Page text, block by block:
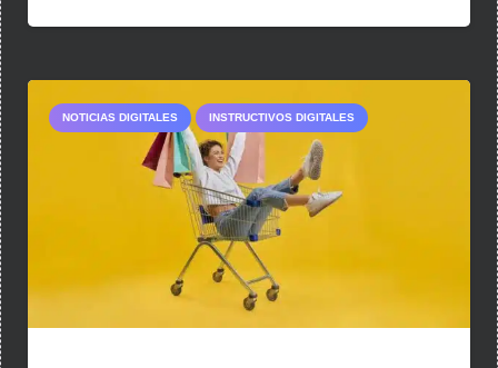
NOTICIAS DIGITALES INSTRUCTIVOS DIGITALES